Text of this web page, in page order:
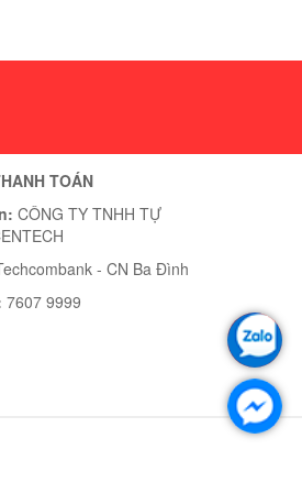
TOÁN
CÔNG TY TNHH TỰ
- CN Ba Đình
7607 9999